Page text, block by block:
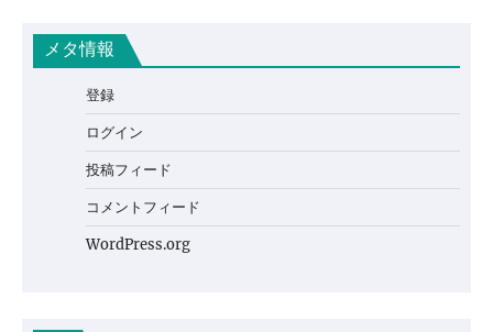
メタ情報
登録
ログイン
投稿フィード
コメントフィード
WordPress.org